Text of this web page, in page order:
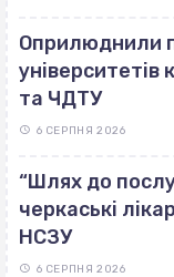
Оприлюднили
університетів
та ЧДТУ
6 СЕРПНЯ 2026
“Шлях до
черкаські
НСЗУ
6 СЕРПНЯ 2026